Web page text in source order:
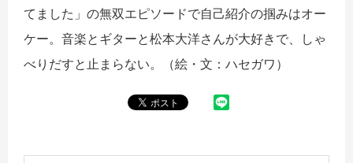
てました」の無双エピソードで自己紹介の掴みはオー
ケー。音楽とギターと松本大洋さんが大好きで、しゃ
べりだすと止まらない。（絵・文：ハセガワ）